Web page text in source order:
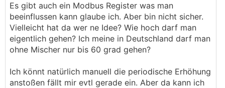
Es gibt auch ein Modbus Register was man
beeinflussen kann glaube ich. Aber bin nicht sicher.
Vielleicht hat da wer ne Idee? Wie hoch darf man
eigentlich gehen? Ich meine in Deutschland darf man
ohne Mischer nur bis 60 grad gehen?
Ich könnt natürlich manuell die periodische Erhöhung
anstoßen fällt mir evtl gerade ein. Aber da kann ich